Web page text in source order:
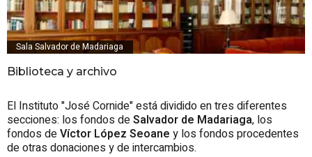
Sala Salvador de Madariaga
Biblioteca y archivo
El Instituto "José Cornide" está dividido en tres diferentes
secciones: los fondos deSalvador de Madariaga, los
fondos deVíctor López Seoane y los fondos procedentes
de otras donaciones y de intercambios.